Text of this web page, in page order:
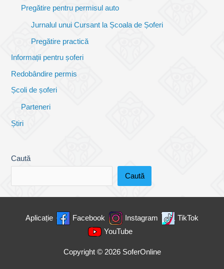
Pregătire pentru permisul auto
Jurnalul unui Cursant la Școala de Șoferi
Pregătire practică
Informații pentru șoferi
Redobândire permis
Școli de șoferi
Parteneri
Știri
Caută
Caută
Aplicație Facebook Instagram
TikTok
YouTube
Copyright © 2026 SoferOnline